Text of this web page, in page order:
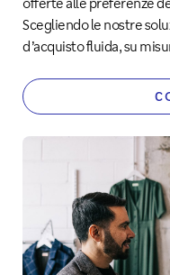
Scegliendo le nostre
d’acquisto fluida, su